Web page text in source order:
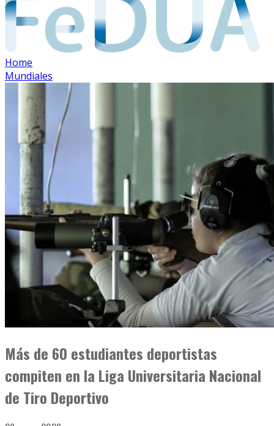
Home
Mundiales
Más de 60 estudiantes deportistas
compiten en la Liga Universitaria Nacional
de Tiro Deportivo